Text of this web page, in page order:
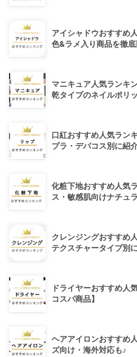
アイシャドウおすすめ
色&ラメ入り商品を徹底
マニキュア人気ランキ
乾タイプのネイルポリ
口紅おすすめ人気ラン
プラ・デパコス別に紹介
化粧下地おすすめ人気
ス・敏感肌向けナチュ
クレンジングおすすめ
テクスチャータイプ別
ドライヤーおすすめ人
コスパ商品】
ヘアアイロンおすすめ
ズ向け・海外対応も♪